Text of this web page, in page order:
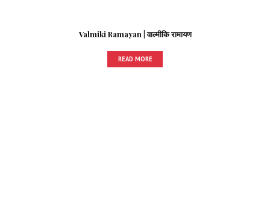
Valmiki Ramayan | वाल्मीकि रामायण
READ MORE